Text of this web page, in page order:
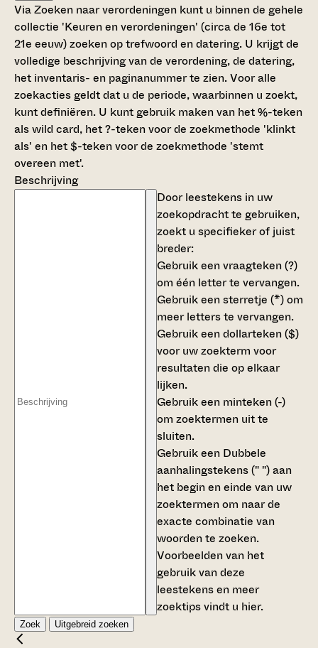
Via Zoeken naar verordeningen kunt u binnen de gehele
collectie 'Keuren en verordeningen' (circa de 16e tot
21e eeuw) zoeken op trefwoord en datering. U krijgt de
volledige beschrijving van de verordening, de datering,
het inventaris- en paginanummer te zien. Voor alle
zoekacties geldt dat u de periode, waarbinnen u zoekt,
kunt definiëren. U kunt gebruik maken van het %-teken
als wild card, het ?-teken voor de zoekmethode 'klinkt
als' en het $-teken voor de zoekmethode 'stemt
overeen met'.
Beschrijving
Door leestekens in uw
zoekopdracht te gebruiken,
zoekt u specifieker of juist
breder:
Gebruik eenvraagteken (?)
om één letter te vervangen.
Gebruik eensterretje (*)om
meer letters te vervangen.
Gebruik eendollarteken ($)
voor uw zoekterm voor
resultaten die op elkaar
lijken.
Gebruik een minteken (-)
om zoektermen uit te
sluiten.
Gebruik een Dubbele
aanhalingstekens (" ")aan
het begin en einde van uw
zoektermen om naar de
exacte combinatie van
woorden te zoeken.
Voorbeelden van het
gebruik van deze
leestekens en meer
zoektips vindt u hier.
Zoek Uitgebreid zoeken